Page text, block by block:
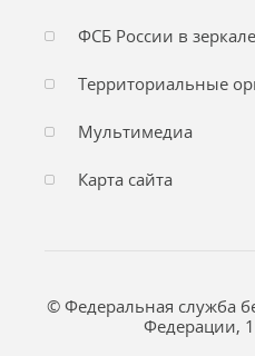
ФСБ России в
Территориальные
Мультимедиа
Карта сайта
© Федеральная служба
Федерации,